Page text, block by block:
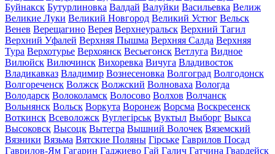
Буйнакск Бутурлиновка Валдай Валуйки Васильевка Велиж
Великие Луки Великий Новгород Великий Устюг Вельск
Венев Верещагино Верея Верхнеуральск Верхний Тагил
Верхний Уфалей Верхняя Пышма Верхняя Салда Верхняя
Тура Верхотурье Верхоянск Весьегонск Ветлуга Видное
Вилюйск Вилючинск Вихоревка Вичуга Владивосток
Владикавказ Владимир Вознесеновка Волгоград Волгодонск
Волгореченск Волжск Волжский Волноваха Вологда
Володарск Волоколамск Волосово Волхов Волчанск
Вольнянск Вольск Воркута Воронеж Ворсма Воскресенск
Воткинск Всеволожск Вуглегірськ Вуктыл Выборг Выкса
Высоковск Высоцк Вытегра Вышний Волочек Вяземский
Вязники Вязьма Вятские Поляны Гірське Гаврилов Посад
Гаврилов-Ям Гагарин Гаджиево Гай Галич Гатчина Гвардейск